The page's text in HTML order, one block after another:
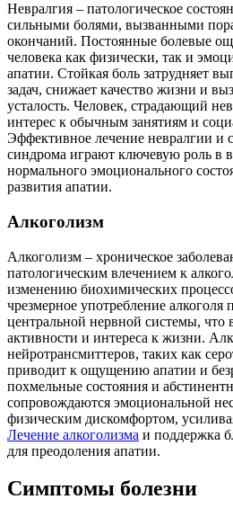
Невралгия – патологическое
сильными болями, вызванными
окончаний. Постоянные болевые
человека как физически, так и
апатии. Стойкая боль затрудняет
задач, снижает качество жизни и
усталость. Человек, страдающий
интерес к обычным занятиям и
Эффективное лечение невралгии и
синдрома играют ключевую роль в
нормального эмоционального
развития апатии.
Алкоголизм
Алкоголизм – хроническое
патологическим влечением к
изменению биохимических
чрезмерное употребление алкоголя
центральной нервной системы, что
активности и интереса к жизни.
нейротрансмиттеров, таких как
приводит к ощущению апатии и
похмельные состояния и
сопровождаются эмоциональной
физическим дискомфортом,
Лечение алкоголизма и поддержка
для преодоления апатии.
Симптомы болезни